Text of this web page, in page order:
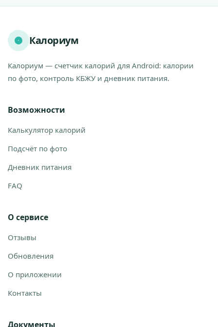
Калориум
Калориум — счетчик калорий для Android: калории
по фото, контроль КБЖУ и дневник питания.
Возможности
Калькулятор калорий
Подсчёт по фото
Дневник питания
FAQ
О сервисе
Отзывы
Обновления
О приложении
Контакты
Документы